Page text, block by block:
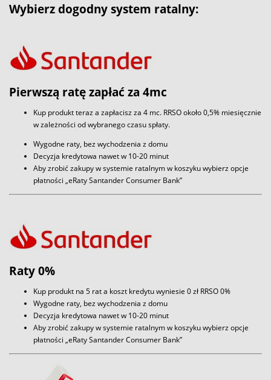
Wybierz dogodny system ratalny:
Pierwszą ratę zapłać za 4mc
Kup produkt teraz a zapłacisz za 4 mc. RRSO około 0,5% miesięcznie
w zależności od wybranego czasu spłaty.
Wygodne raty, bez wychodzenia z domu
Decyzja kredytowa nawet w 10-20 minut
Aby zrobić zakupy w systemie ratalnym w koszyku wybierz opcje
płatności „eRaty Santander Consumer Bank”
Raty 0%
Kup produkt na 5 rat a koszt kredytu wyniesie 0 zł RRSO 0%
Wygodne raty, bez wychodzenia z domu
Decyzja kredytowa nawet w 10-20 minut
Aby zrobić zakupy w systemie ratalnym w koszyku wybierz opcje
płatności „eRaty Santander Consumer Bank”